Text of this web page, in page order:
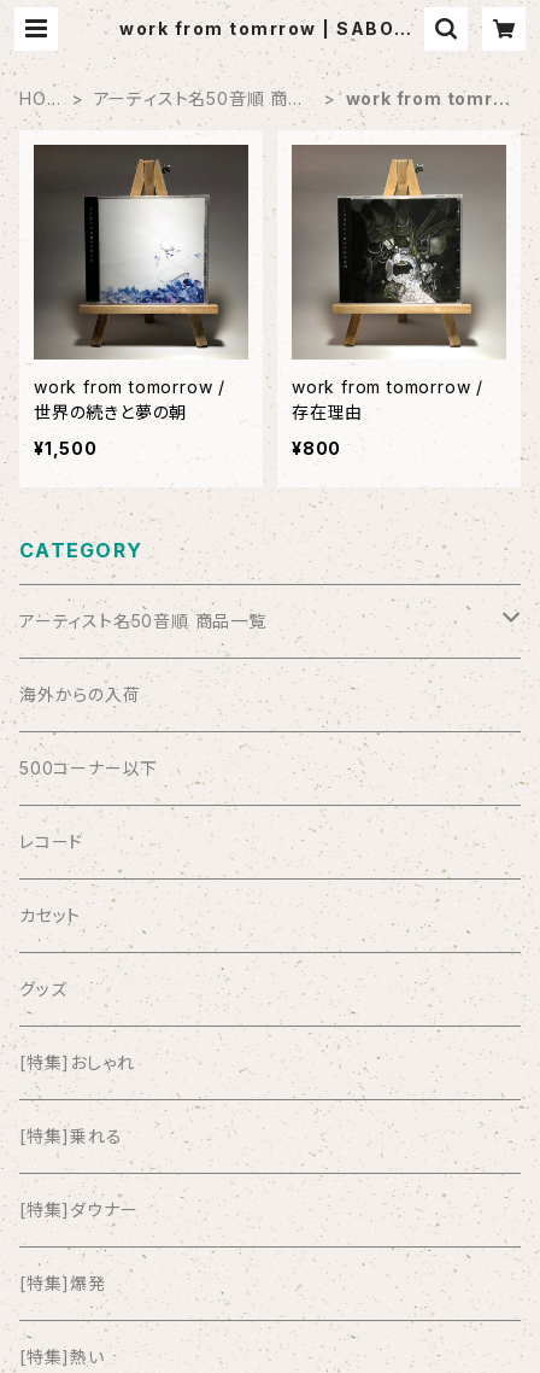
work from tomrrow | SABOTE
N MUSIC (セレクトCDショップ)
HOM
E
アーティスト名50音順 商品
一覧
work from tomrr
ow
work from tomorrow /
世界の続きと夢の朝
¥1,500
work from tomorrow /
存在理由
¥800
CATEGORY
アーティスト名50音順 商品一覧
ABSOLUTE LOSERS
AFRICA
AGU
AIRCRAFT
airlie
AKUTAGAWA FANCLUB
ALKASILKA
all about paradise
ALL ITEM 10 TIMES
Amia Calva
海外からの入荷
500コーナー以下
レコード
カセット
グッズ
[特集]おしゃれ
[特集]乗れる
[特集]ダウナー
[特集]爆発
[特集]熱い